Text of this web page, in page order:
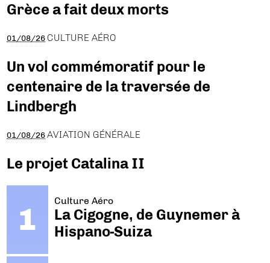
Grèce a fait deux morts
01/08/26 CULTURE AÉRO
Un vol commémoratif pour le
centenaire de la traversée de
Lindbergh
01/08/26 AVIATION GÉNÉRALE
Le projet Catalina II
Culture Aéro
La Cigogne, de Guynemer à
Hispano-Suiza